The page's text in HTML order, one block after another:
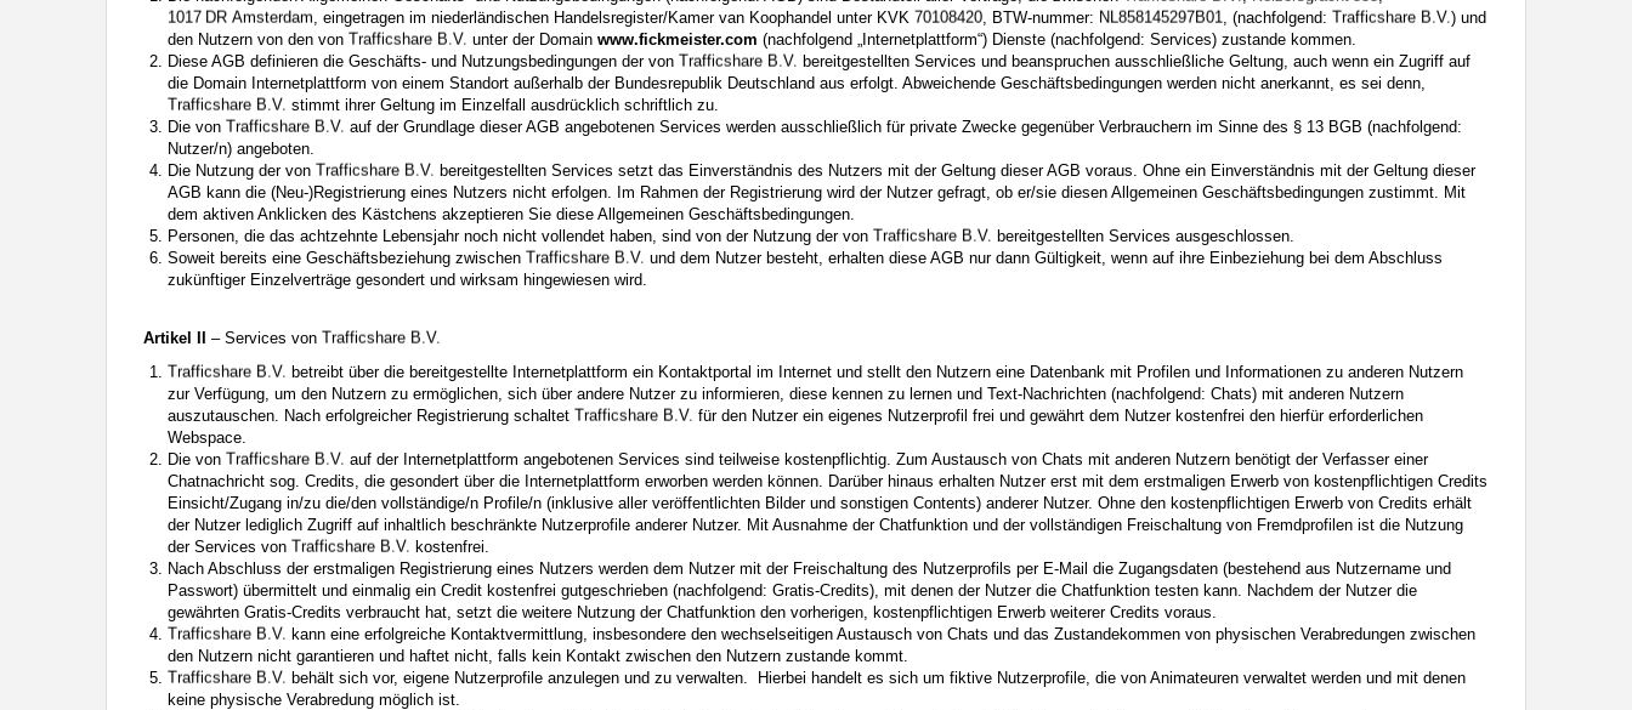
Sprechen Sie Ihre minderjährigen Kinder auf den Besuch unerwünschter Websites an und vermitteln Sie ihnen, dass bestimmte Websites nicht für sie geeignet sind. Außerdem können Sie anhand des Verlaufs das
Interesse Ihres Kindes beurteilen und sich obiger Tips bedienen.
Sprechen Sie mit Ihren Kindern. Vermitteln Sie Ihren minderjährigen Kindern, dass sie Fremden, z. B. auf einer Chat-Website, nie persönliche Angaben machen sollen. Bringen Sie ihnen auch bei, dass viele
Menschen im Internet ihre wahre Identität verbergen und mit einer Kontaktaufnahme durchaus böswillige Absichten einhergehen können. Sagen Sie Ihren Kindern auch, dass sie sich nicht mit unbekannten anderen
Minderjährigen, die sie im Netz getroffen haben, verabreden sollen, ohne sich zuvor mit Ihnen beraten zu haben. Ferner empfiehlt es sich, Ihr Kind wissen zu lassen, dass es Sie unverzüglich informieren soll, wenn
eine Person im Internet Kontakt mit ihm aufnehmen will oder wenn Ihr Kind auf sexuell getönte Inhalte oder solche, die ihm Unbehagen verursachen, stößt.
Diese Website wird durch reCAPTCHA geschützt und es gelten die
Auf die Nutzung dieser Website finden dieAllgemeinen Geschäftsbedingungenund dieDatenschutzerklärungvon
Anwendung. Mit Ihrem Klick auf „Einverstanden und weiter“ willigen Sie in die
Datenschutzerklärungein. Wenn Sie sich auf der Website registrieren, willigen Sie zudem in dieAllgemeinen Geschäftsbedingungenein.
, eingetragen im niederländischen Handelsregister/Kamer van Koophandel unter KVK
, BTW-nummer: , (nachfolgend:
) und
den Nutzern von den von
unter der Domain www.fickmeister.com (nachfolgend „Internetplattform“) Dienste (nachfolgend: Services) zustande kommen.
Diese AGB definieren die Geschäfts- und Nutzungsbedingungen der von
bereitgestellten Services und beanspruchen ausschließliche Geltung, auch wenn ein Zugriff auf
die Domain Internetplattform von einem Standort außerhalb der Bundesrepublik Deutschland aus erfolgt. Abweichende Geschäftsbedingungen werden nicht anerkannt, es sei denn,
stimmt ihrer Geltung im Einzelfall ausdrücklich schriftlich zu.
Die von
auf der Grundlage dieser AGB angebotenen Services werden ausschließlich für private Zwecke gegenüber Verbrauchern im Sinne des § 13 BGB (nachfolgend:
Nutzer/n) angeboten.
Die Nutzung der von
bereitgestellten Services setzt das Einverständnis des Nutzers mit der Geltung dieser AGB voraus. Ohne ein Einverständnis mit der Geltung dieser
AGB kann die (Neu-)Registrierung eines Nutzers nicht erfolgen. Im Rahmen der Registrierung wird der Nutzer gefragt, ob er/sie diesen Allgemeinen Geschäftsbedingungen zustimmt. Mit
dem aktiven Anklicken des Kästchens akzeptieren Sie diese Allgemeinen Geschäftsbedingungen.
Personen, die das achtzehnte Lebensjahr noch nicht vollendet haben, sind von der Nutzung der von
bereitgestellten Services ausgeschlossen.
Soweit bereits eine Geschäftsbeziehung zwischen
und dem Nutzer besteht, erhalten diese AGB nur dann Gültigkeit, wenn auf ihre Einbeziehung bei dem Abschluss
zukünftiger Einzelverträge gesondert und wirksam hingewiesen wird.
Artikel II – Services von
betreibt über die bereitgestellte Internetplattform ein Kontaktportal im Internet und stellt den Nutzern eine Datenbank mit Profilen und Informationen zu anderen Nutzern
zur Verfügung, um den Nutzern zu ermöglichen, sich über andere Nutzer zu informieren, diese kennen zu lernen und Text-Nachrichten (nachfolgend: Chats) mit anderen Nutzern
auszutauschen. Nach erfolgreicher Registrierung schaltet
für den Nutzer ein eigenes Nutzerprofil frei und gewährt dem Nutzer kostenfrei den hierfür erforderlichen
Webspace.
Die von
auf der Internetplattform angebotenen Services sind teilweise kostenpflichtig. Zum Austausch von Chats mit anderen Nutzern benötigt der Verfasser einer
Chatnachricht sog. Credits, die gesondert über die Internetplattform erworben werden können. Darüber hinaus erhalten Nutzer erst mit dem erstmaligen Erwerb von kostenpflichtigen Credits
Einsicht/Zugang in/zu die/den vollständige/n Profile/n (inklusive aller veröffentlichten Bilder und sonstigen Contents) anderer Nutzer. Ohne den kostenpflichtigen Erwerb von Credits erhält
der Nutzer lediglich Zugriff auf inhaltlich beschränkte Nutzerprofile anderer Nutzer. Mit Ausnahme der Chatfunktion und der vollständigen Freischaltung von Fremdprofilen ist die Nutzung
der Services von
kostenfrei.
Nach Abschluss der erstmaligen Registrierung eines Nutzers werden dem Nutzer mit der Freischaltung des Nutzerprofils per E-Mail die Zugangsdaten (bestehend aus Nutzername und
Passwort) übermittelt und einmalig ein Credit kostenfrei gutgeschrieben (nachfolgend: Gratis-Credits), mit denen der Nutzer die Chatfunktion testen kann. Nachdem der Nutzer die
gewährten Gratis-Credits verbraucht hat, setzt die weitere Nutzung der Chatfunktion den vorherigen, kostenpflichtigen Erwerb weiterer Credits voraus.
kann eine erfolgreiche Kontaktvermittlung, insbesondere den wechselseitigen Austausch von Chats und das Zustandekommen von physischen Verabredungen zwischen
den Nutzern nicht garantieren und haftet nicht, falls kein Kontakt zwischen den Nutzern zustande kommt.
behält sich vor, eigene Nutzerprofile anzulegen und zu verwalten. Hierbei handelt es sich um fiktive Nutzerprofile, die von Animateuren verwaltet werden und mit denen
keine physische Verabredung möglich ist.